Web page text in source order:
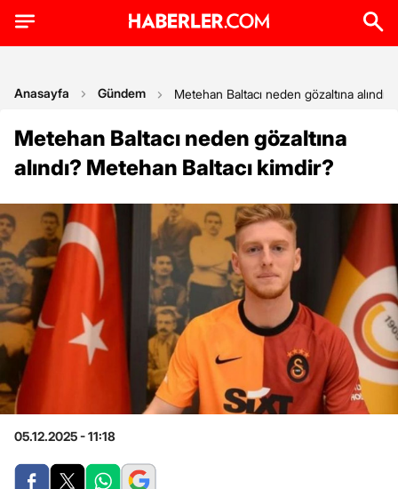
Anasayfa Gündem Metehan Baltacı neden gözaltına
Metehan Baltacı neden gözaltına
alındı? Metehan Baltacı kimdir?
05.12.2025 - 11:18